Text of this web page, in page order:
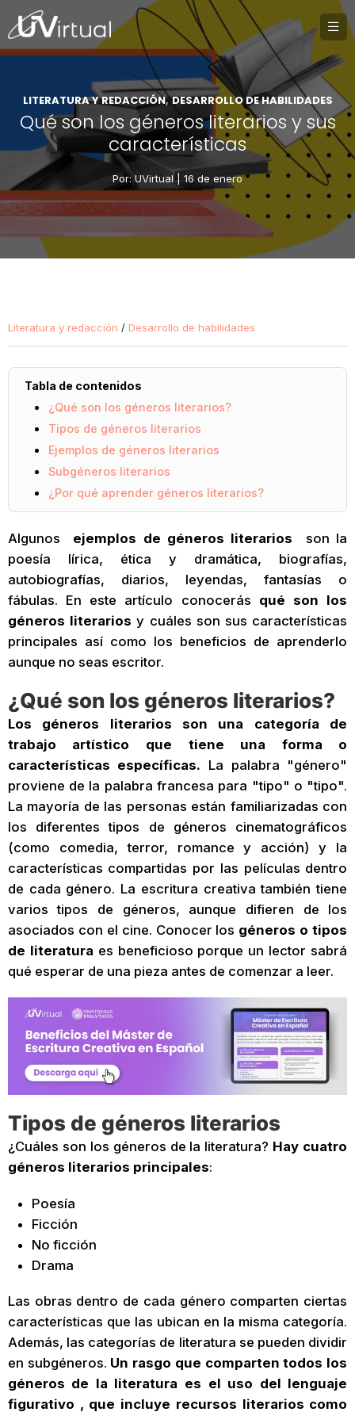
LITERATURA Y REDACCIÓN,DESARROLLO DE HABILIDADES
Qué son los géneros literarios y sus
características
Por: UVirtual | 16 de enero
Literatura y redacción / Desarrollo de habilidades
Tabla de contenidos
¿Qué son los géneros literarios?
Tipos de géneros literarios
Ejemplos de géneros literarios
Subgéneros literarios
¿Por qué aprender géneros literarios?
Algunos ejemplos de géneros literarios son la
poesía lírica, ética y dramática, biografías,
autobiografías, diarios, leyendas, fantasías o
fábulas. En este artículo conocerás qué son los
géneros literarios y cuáles son sus características
principales así como los beneficios de aprenderlo
aunque no seas escritor.
¿Qué son los géneros literarios?
Los géneros literarios son una categoría de
trabajo artístico que tiene una forma o
características específicas. La palabra "género"
proviene de la palabra francesa para "tipo" o "tipo".
La mayoría de las personas están familiarizadas con
los diferentes tipos de géneros cinematográficos
(como comedia, terror, romance y acción) y la
características compartidas por las películas dentro
de cada género. La escritura creativa también tiene
varios tipos de géneros, aunque difieren de los
asociados con el cine. Conocer los géneros o tipos
de literatura es beneficioso porque un lector sabrá
qué esperar de una pieza antes de comenzar a leer.
Tipos de géneros literarios
¿Cuáles son los géneros de la literatura? Hay cuatro
géneros literarios principales:
Poesía
Ficción
No ficción
Drama
Las obras dentro de cada género comparten ciertas
características que las ubican en la misma categoría.
Además, las categorías de literatura se pueden dividir
en subgéneros. Un rasgo que comparten todos los
géneros de la literatura es el uso del lenguaje
figurativo , que incluye recursos literarios como